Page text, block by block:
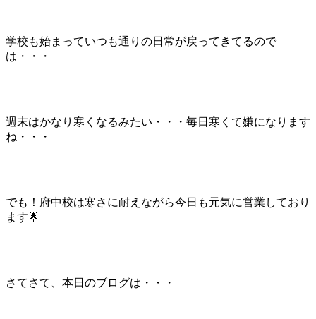
学校も始まっていつも通りの日常が戻ってきてるので
は・・・
週末はかなり寒くなるみたい・・・毎日寒くて嫌になります
ね・・・
でも！府中校は寒さに耐えながら今日も元気に営業しており
ます🌟
さてさて、本日のブログは・・・